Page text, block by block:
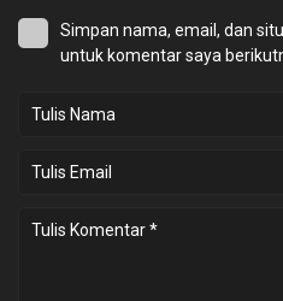
Simpan nama, email, dan
untuk komentar saya